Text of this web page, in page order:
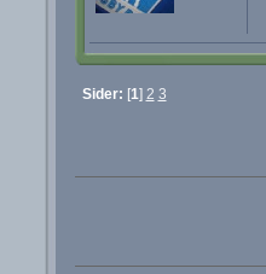
Sider: [1] 2 3